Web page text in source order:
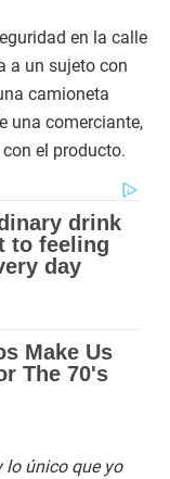
en la calle
a un sujeto con
camioneta
una comerciante,
el producto.
lo único que yo